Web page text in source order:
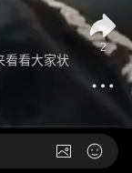
看看大家状
2